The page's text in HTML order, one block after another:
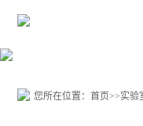
您所在位置：首页>>实验